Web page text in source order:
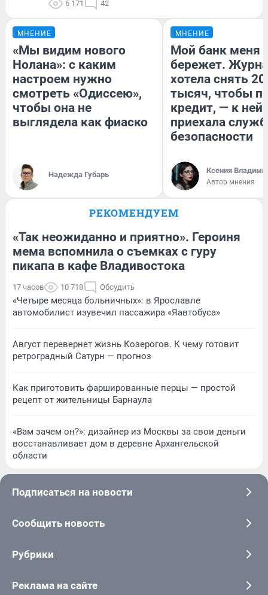
6 171 42
МНЕНИЕ
«Мы видим нового
Нолана»: с каким
настроем нужно
смотреть «Одиссею»,
чтобы она не
выглядела как фиаско
Надежда Губарь
МНЕНИЕ
Мой банк меня
бережет.
хотела снять
тысяч, чтобы
кредит, — к
приехала
безопасности
Ксения
Автор мнения
РЕКОМЕНДУЕМ
«Так неожиданно и приятно». Героиня
мема вспомнила о съемках с гуру
пикапа в кафе Владивостока
17 часов 10 718 Обсудить
«Четыре месяца больничных»: в Ярославле
автомобилист изувечил пассажира «Яавтобуса»
Август перевернет жизнь Козерогов. К чему готовит
ретроградный Сатурн — прогноз
Как приготовить фаршированные перцы — простой
рецепт от жительницы Барнаула
«Вам зачем он?»: дизайнер из Москвы за свои деньги
восстанавливает дом в деревне Архангельской
области
Подписаться на новости
Сообщить новость
Рубрики
Реклама на сайте